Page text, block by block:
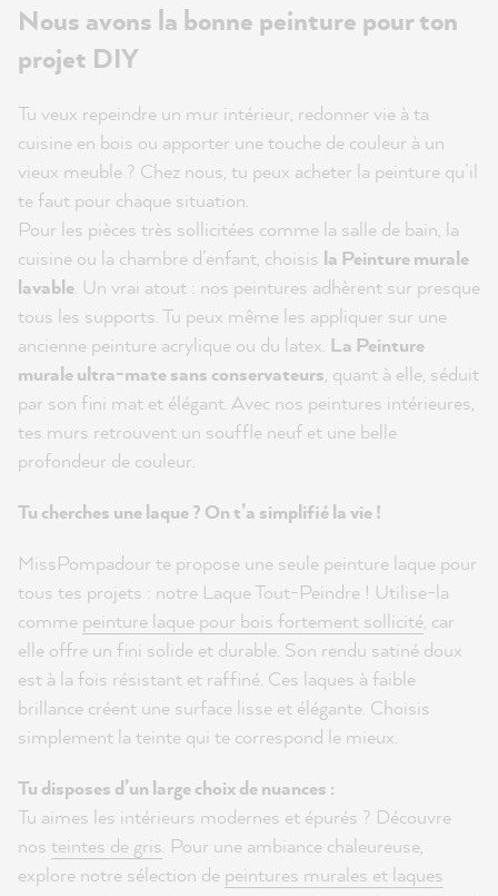
Nous avons la bonne peinture pour ton
projet DIY
Tu veux repeindre un mur intérieur, redonner vie à ta
cuisine en bois ou apporter une touche de couleur à un
vieux meuble ? Chez nous, tu peux acheter la peinture qu’il
te faut pour chaque situation.
Pour les pièces très sollicitées comme la salle de bain, la
cuisine ou la chambre d’enfant, choisis la Peinture murale
lavable. Un vrai atout : nos peintures adhèrent sur presque
tous les supports. Tu peux même les appliquer sur une
ancienne peinture acrylique ou du latex. La Peinture
murale ultra-mate sans conservateurs, quant à elle, séduit
par son fini mat et élégant. Avec nos peintures intérieures,
tes murs retrouvent un souffle neuf et une belle
profondeur de couleur.
Tu cherches une laque ? On t’a simplifié la vie !
MissPompadour te propose une seule peinture laque pour
tous tes projets : notre Laque Tout-Peindre ! Utilise-la
comme peinture laque pour bois fortement sollicité, car
elle offre un fini solide et durable. Son rendu satiné doux
est à la fois résistant et raffiné. Ces laques à faible
brillance créent une surface lisse et élégante. Choisis
simplement la teinte qui te correspond le mieux.
Tu disposes d’un large choix de nuances :
Tu aimes les intérieurs modernes et épurés ? Découvre
nos teintes de gris. Pour une ambiance chaleureuse,
explore notre sélection de peintures murales et laques